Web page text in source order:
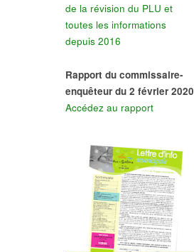
de la révision du PLU et
toutes les informations
depuis 2016
Rapport du commissaire-
enquêteur du 2 février 2020
Accédez au rapport